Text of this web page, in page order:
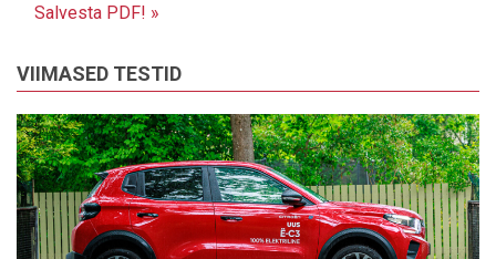
Salvesta PDF! »
VIIMASED TESTID